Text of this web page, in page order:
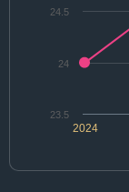
2024
23.5
24
24.5